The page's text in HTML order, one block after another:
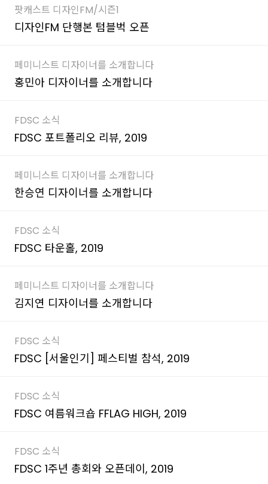
팟캐스트 디자인FM/시즌1
디자인FM 단행본 텀블벅 오픈
페미니스트 디자이너를 소개합니다
홍민아 디자이너를 소개합니다
FDSC 소식
FDSC 포트폴리오 리뷰, 2019
페미니스트 디자이너를 소개합니다
한승연 디자이너를 소개합니다
FDSC 소식
FDSC 타운홀, 2019
페미니스트 디자이너를 소개합니다
김지연 디자이너를 소개합니다
FDSC 소식
FDSC [서울인기] 페스티벌 참석, 2019
FDSC 소식
FDSC 여름워크숍 FFLAG HIGH, 2019
FDSC 소식
FDSC 1주년 총회와 오픈데이, 2019